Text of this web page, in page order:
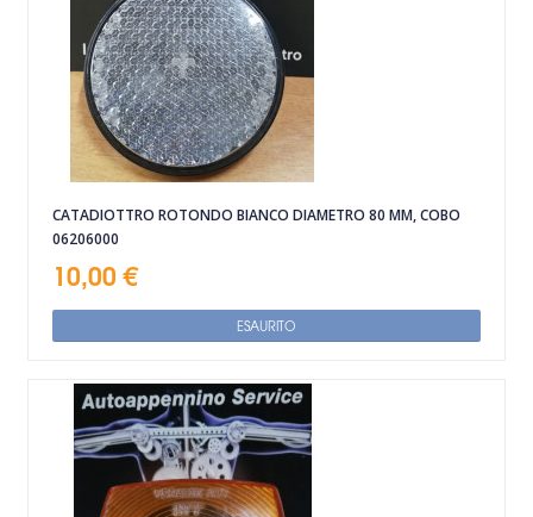
CATADIOTTRO ROTONDO BIANCO DIAMETRO 80 MM, COBO
06206000
10,00 €
ESAURITO